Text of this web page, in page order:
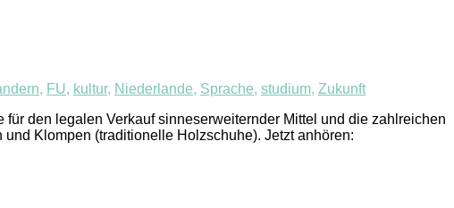
, FU, kultur, Niederlande, Sprache, studium, Zukunft
den legalen Verkauf sinneserweiternder Mittel und die zahlreichen
Klompen (traditionelle Holzschuhe). Jetzt anhören: